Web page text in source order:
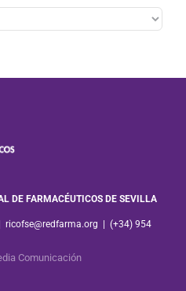
DE FARMACÉUTICOS DE SEVILLA
ricofse@redfarma.org
(+34) 954
Comunicación